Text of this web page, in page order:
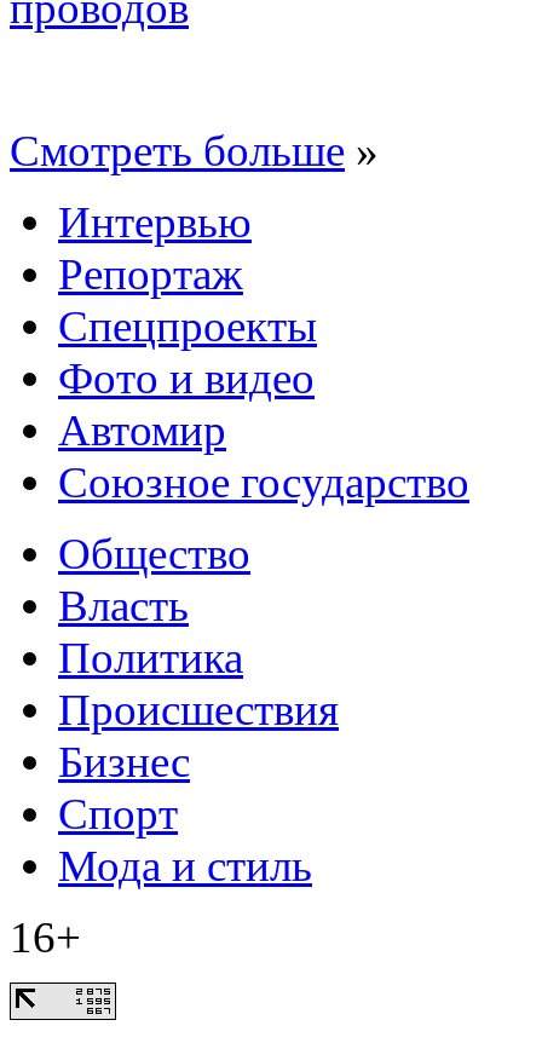
Смотреть больше »
Интервью
Репортаж
Спецпроекты
Фото и видео
Автомир
Союзное государство
Общество
Власть
Политика
Происшествия
Бизнес
Спорт
Мода и стиль
16+